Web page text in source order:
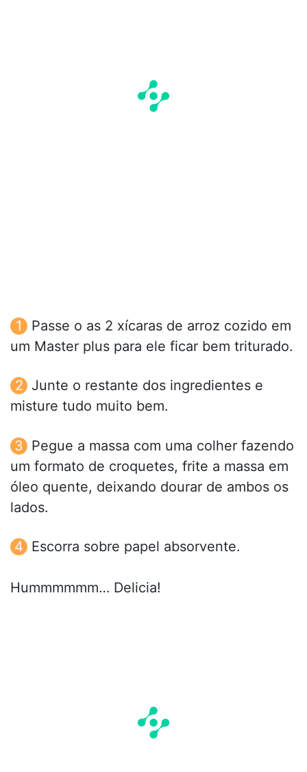
Passe o as 2 xícaras de arroz cozido em
um Master plus para ele ficar bem triturado.
Junte o restante dos ingredientes e
misture tudo muito bem.
Pegue a massa com uma colher fazendo
um formato de croquetes, frite a massa em
óleo quente, deixando dourar de ambos os
lados.
Escorra sobre papel absorvente.
Hummmmmm… Delicia!